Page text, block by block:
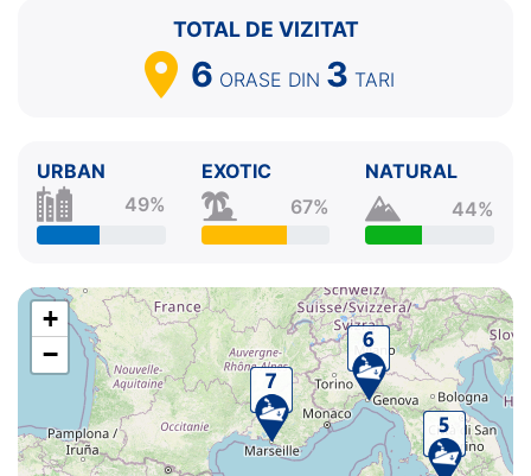
TOTAL DE VIZITAT
6 ORASE DIN 3 TARI
URBAN
49%
EXOTIC
67%
NATURAL
44%
+
−